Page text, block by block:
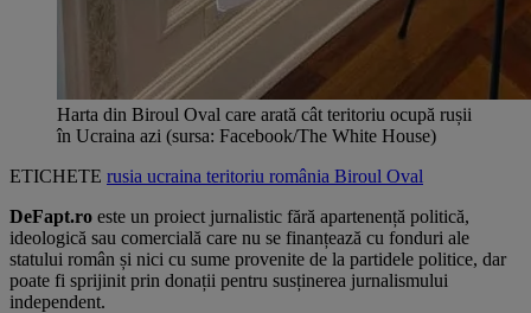
Harta din Biroul Oval care arată cât teritoriu ocupă rușii
în Ucraina azi (sursa: Facebook/The White House)
ETICHETE rusia ucraina teritoriu românia Biroul Oval
DeFapt.ro este un proiect jurnalistic fără apartenență politică,
ideologică sau comercială care nu se finanțează cu fonduri ale
statului român și nici cu sume provenite de la partidele politice, dar
poate fi sprijinit prin donații pentru susținerea jurnalismului
independent.